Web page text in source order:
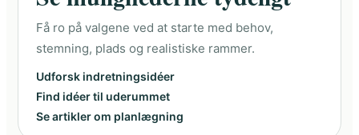
Få ro på valgene ved at starte med behov,
stemning, plads og realistiske rammer.
Udforsk indretningsidéer
Find idéer til uderummet
Se artikler om planlægning